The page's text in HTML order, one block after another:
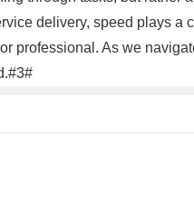
delivery, speed plays
professional. As we